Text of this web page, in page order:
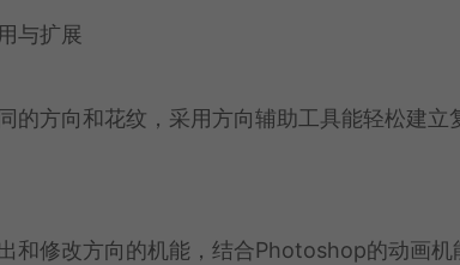
与扩展
的方向和花纹，采用方向辅助工具能轻松建立
和修改方向的机能，结合Photoshop的动画